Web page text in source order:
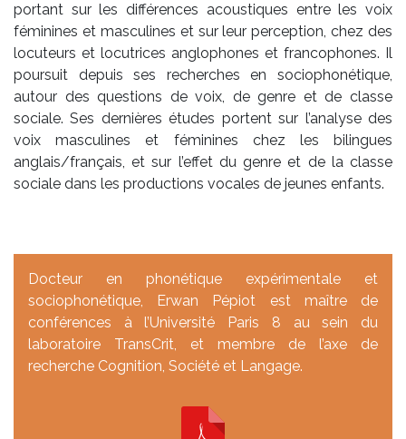
portant sur les différences acoustiques entre les voix
féminines et masculines et sur leur perception, chez des
locuteurs et locutrices anglophones et francophones. Il
poursuit depuis ses recherches en sociophonétique,
autour des questions de voix, de genre et de classe
sociale. Ses dernières études portent sur l’analyse des
voix masculines et féminines chez les bilingues
anglais/français, et sur l’effet du genre et de la classe
sociale dans les productions vocales de jeunes enfants.
Docteur en phonétique expérimentale et
sociophonétique, Erwan Pépiot est maître de
conférences à l’Université Paris 8 au sein du
laboratoire TransCrit, et membre de l’axe de
recherche Cognition, Société et Langage.